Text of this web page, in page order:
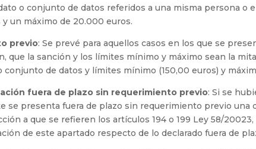
o conjunto de datos referidos a una misma persona o
un máximo de 20.000 euros.
previo: Se prevé para aquellos casos en los que se
la sanción y los límites mínimo y máximo sean la
de datos y límites mínimo (150,00 euros) y
fuera de plazo sin requerimiento previo: Si se
presenta fuera de plazo sin requerimiento previo una
a que se refieren los artículos 194 o 199 Ley 58/
de este apartado respecto de lo declarado fuera de